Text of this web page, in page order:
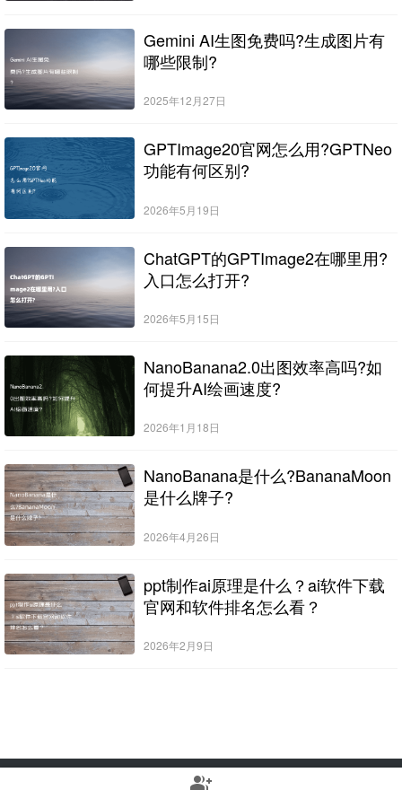
Gemini AI生图免费吗?生成图片有
哪些限制?
2025年12月27日
GPTImage20官网怎么用?GPTNeo
功能有何区别?
2026年5月19日
ChatGPT的GPTImage2在哪里用?
入口怎么打开?
2026年5月15日
NanoBanana2.0出图效率高吗?如
何提升AI绘画速度?
2026年1月18日
NanoBanana是什么?BananaMoon
是什么牌子?
2026年4月26日
ppt制作ai原理是什么？ai软件下载
官网和软件排名怎么看？
2026年2月9日
group_add